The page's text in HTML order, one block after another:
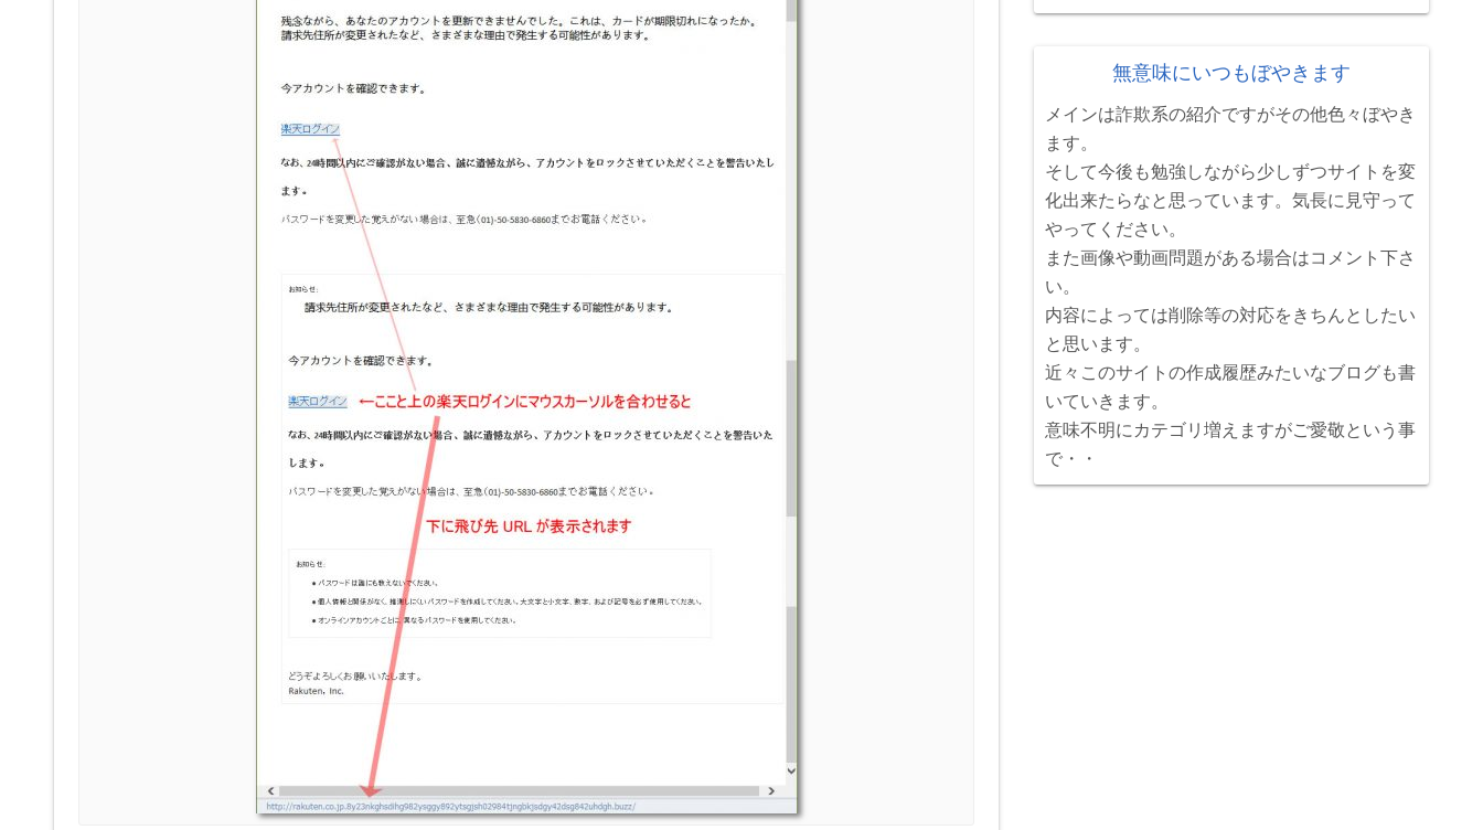
無意味にいつもぼやきます
メインは詐欺系の紹介ですがその他色々ぼやき
ます。
そして今後も勉強しながら少しずつサイトを変
化出来たらなと思っています。気長に見守って
やってください。
また画像や動画問題がある場合はコメント下さ
い。
内容によっては削除等の対応をきちんとしたい
と思います。
近々このサイトの作成履歴みたいなブログも書
いていきます。
意味不明にカテゴリ増えますがご愛敬という事
で・・